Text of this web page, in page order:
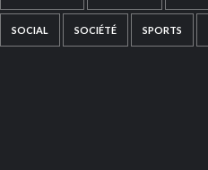
SOCIAL SOCIÉTÉ SPORTS